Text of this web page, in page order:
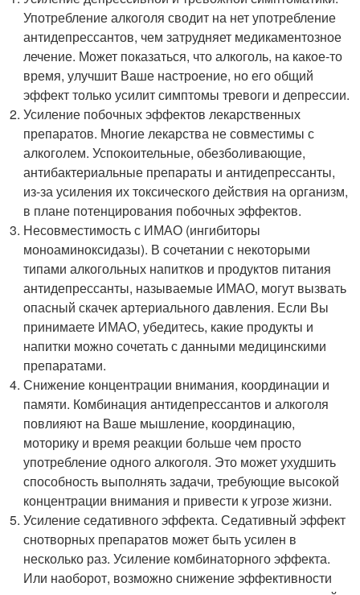
Употребление алкоголя сводит на нет употребление
антидепрессантов, чем затрудняет медикаментозное
лечение. Может показаться, что алкоголь, на какое-то
время, улучшит Ваше настроение, но его общий
эффект только усилит симптомы тревоги и депрессии.
Усиление побочных эффектов лекарственных
препаратов. Многие лекарства не совместимы с
алкоголем. Успокоительные, обезболивающие,
антибактериальные препараты и антидепрессанты,
из-за усиления их токсического действия на организм,
в плане потенцирования побочных эффектов.
Несовместимость с ИМАО (ингибиторы
моноаминоксидазы). В сочетании с некоторыми
типами алкогольных напитков и продуктов питания
антидепрессанты, называемые ИМАО, могут вызвать
опасный скачек артериального давления. Если Вы
принимаете ИМАО, убедитесь, какие продукты и
напитки можно сочетать с данными медицинскими
препаратами.
Снижение концентрации внимания, координации и
памяти. Комбинация антидепрессантов и алкоголя
повлияют на Ваше мышление, координацию,
моторику и время реакции больше чем просто
употребление одного алкоголя. Это может ухудшить
способность выполнять задачи, требующие высокой
концентрации внимания и привести к угрозе жизни.
Усиление седативного эффекта. Седативный эффект
снотворных препаратов может быть усилен в
несколько раз. Усиление комбинаторного эффекта.
Или наоборот, возможно снижение эффективности